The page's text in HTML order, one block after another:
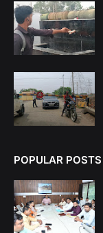
POPULAR POSTS